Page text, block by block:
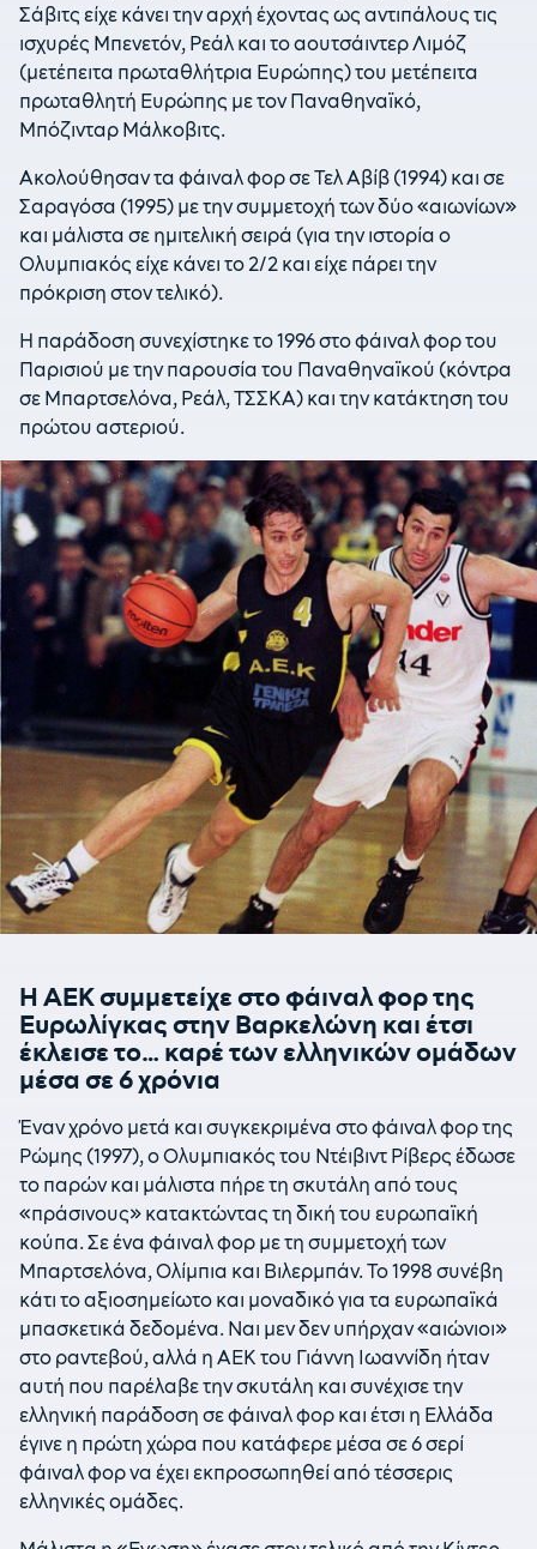
Σάβιτς είχε κάνει την αρχή έχοντας ως αντιπάλους τις
ισχυρές Μπενετόν, Ρεάλ και το αουτσάιντερ Λιμόζ
(μετέπειτα πρωταθλήτρια Ευρώπης) του μετέπειτα
πρωταθλητή Ευρώπης με τον Παναθηναϊκό,
Μπόζινταρ Μάλκοβιτς.
Ακολούθησαν τα φάιναλ φορ σε Τελ Αβίβ (1994) και σε
Σαραγόσα (1995) με την συμμετοχή των δύο «αιωνίων»
και μάλιστα σε ημιτελική σειρά (για την ιστορία ο
Ολυμπιακός είχε κάνει το 2/2 και είχε πάρει την
πρόκριση στον τελικό).
Η παράδοση συνεχίστηκε το 1996 στο φάιναλ φορ του
Παρισιού με την παρουσία του Παναθηναϊκού (κόντρα
σε Μπαρτσελόνα, Ρεάλ, ΤΣΣΚΑ) και την κατάκτηση του
πρώτου αστεριού.
Η ΑΕΚ συμμετείχε στο φάιναλ φορ της
Ευρωλίγκας στην Βαρκελώνη και έτσι
έκλεισε το… καρέ των ελληνικών ομάδων
μέσα σε 6 χρόνια
Έναν χρόνο μετά και συγκεκριμένα στο φάιναλ φορ της
Ρώμης (1997), ο Ολυμπιακός του Ντέιβιντ Ρίβερς έδωσε
το παρών και μάλιστα πήρε τη σκυτάλη από τους
«πράσινους» κατακτώντας τη δική του ευρωπαϊκή
κούπα. Σε ένα φάιναλ φορ με τη συμμετοχή των
Μπαρτσελόνα, Ολίμπια και Βιλερμπάν. Το 1998 συνέβη
κάτι το αξιοσημείωτο και μοναδικό για τα ευρωπαϊκά
μπασκετικά δεδομένα. Ναι μεν δεν υπήρχαν «αιώνιοι»
στο ραντεβού, αλλά η ΑΕΚ του Γιάννη Ιωαννίδη ήταν
αυτή που παρέλαβε την σκυτάλη και συνέχισε την
ελληνική παράδοση σε φάιναλ φορ και έτσι η Ελλάδα
έγινε η πρώτη χώρα που κατάφερε μέσα σε 6 σερί
φάιναλ φορ να έχει εκπροσωπηθεί από τέσσερις
ελληνικές ομάδες.